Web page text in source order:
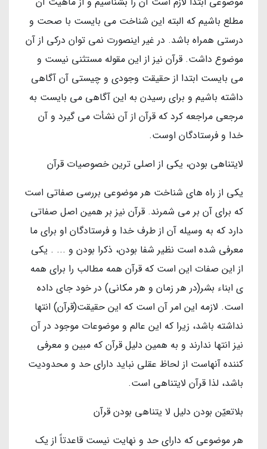
مطلع باشیم که البته این شناخت می بایست با صحت و
درستی همراه باشد. در غیر اینصورت نمی توان درکی از آن
موضوع داشت. قرآن نیز از این مقوله مستثنی نیست و
می بایست ابتدا از حقیقت وجودی و چیستی آن آگاهی
داشته باشیم و برای رسیدن به این آگاهی می بایست به
مرجعی مراجعه کرد که قرآن از آن نشأت می گیرد و آن
خدا و فرستادگان اوست.
لایتناهی بودن، یکی از اصلی ترین خصوصیات قرآن
یکی از راه های شناخت هر موضوعی بررسی صفاتی است
که برای آن بر می شمرند. قرآن نیز بر همین اصل صفاتی
دارد که به وسیله آن از طرف خدا و فرستادگان او برای ما
معرفی شده است نظیر شفا بودن، ذکرا بودن و ... . یکی
از این صفات این است که قرآن همه مطالب را برای همه
ی ابناء بشر(در هر زمان و هر مکانی) در خود جای داده
است. لازمه این امر آن است که این حقیقت(قرآن) انتها
نداشته باشد، زیرا که این عالم و موضوعات موجود در آن
نیز انتها ندارند و به همین دلیل قرآن که مبین و معرفی
کننده آنهاست از لحاظ عقلی نباید دارای حد و محدودیت
باشد، لذا قرآن لایتناهی است.
بلاتعیّن بودن دلیل لا یتناهی بودن قرآن
هر موضوعی که دارای حد و نهایت نیست قاعدتاً از یک